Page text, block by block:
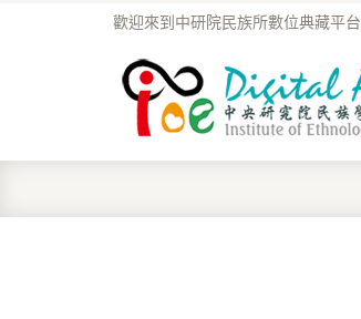
歡迎來到中研院民族所數位典藏平台